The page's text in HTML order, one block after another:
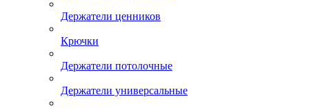
Держатели ценников
Крючки
Держатели потолочные
Держатели универсальные